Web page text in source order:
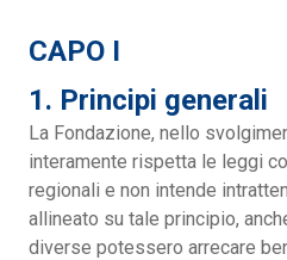
CAPO I
1. Principi generali
La Fondazione, nello
interamente rispetta le leggi
regionali e non intende
allineato su tale principio,
diverse potessero arrecare